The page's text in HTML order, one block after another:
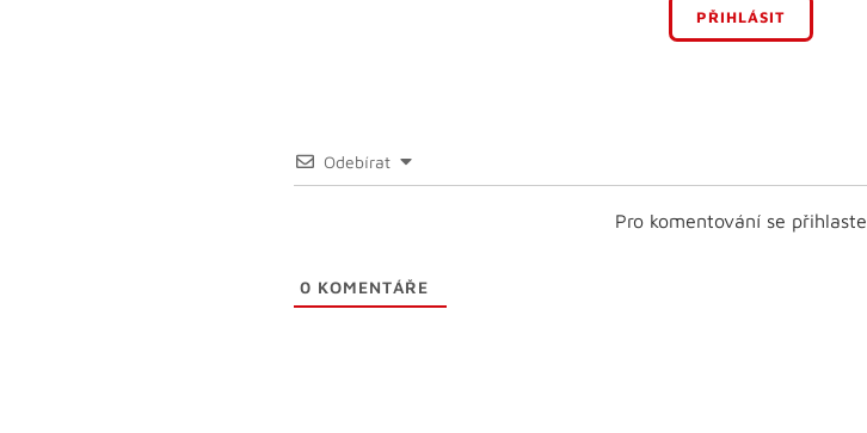
PŘIHLÁSIT
Odebírat
Pro komentování se přihlaste
0 KOMENTÁŘE